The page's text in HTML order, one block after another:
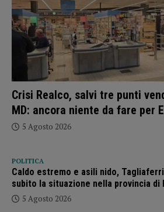
Crisi Realco, salvi tre punti
MD: ancora niente da fare per
5 Agosto 2026
POLITICA
Caldo estremo e asili nido,
subito la situazione nella provincia di
5 Agosto 2026